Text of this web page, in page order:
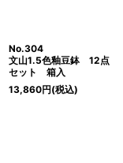
No.304
文山1.5色釉豆鉢 12点
セット 箱入
13,860円(税込)